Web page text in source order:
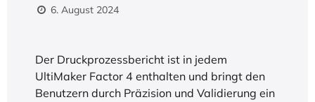
6. August 2024
Der Druckprozessbericht ist in jedem
UltiMaker Factor 4 enthalten und bringt den
Benutzern durch Präzision und Validierung ein